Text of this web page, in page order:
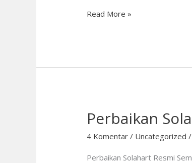
Read More »
Perbaikan
4 Komentar / Uncategorized
Perbaikan Solahart Resmi
Perbaikan
Resmi
Semarang